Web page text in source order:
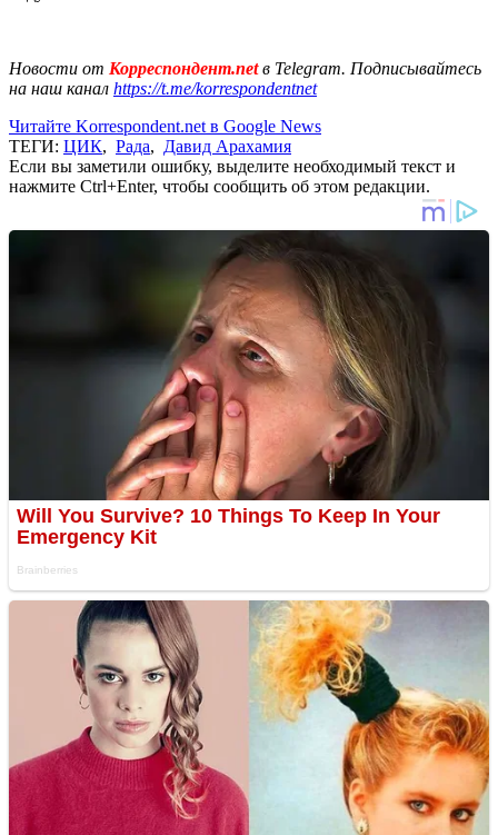
Новости от Корреспондент.netв Telegram. Подписывайтесь
на наш канал https://t.me/korrespondentnet
Читайте Korrespondent.net в Google News
ТЕГИ: ЦИК, Рада, Давид Арахамия
Если вы заметили ошибку, выделите необходимый текст и
нажмите Ctrl+Enter, чтобы сообщить об этом редакции.